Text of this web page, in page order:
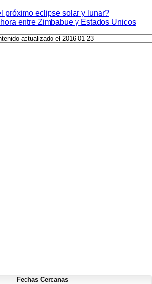
próximo eclipse solar y lunar?
entre Zimbabue y Estados Unidos
actualizado el 2016-01-23
Fechas Cercanas